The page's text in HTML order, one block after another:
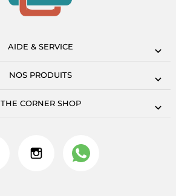
AIDE & SERVICE
NOS PRODUITS
THE CORNER SHOP